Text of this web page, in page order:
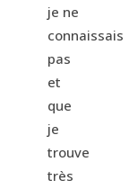
je ne
connaissais
pas
et
que
je
trouve
très